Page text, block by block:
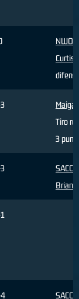
Curtis
Maiga
Tiro
3 punti
Brian